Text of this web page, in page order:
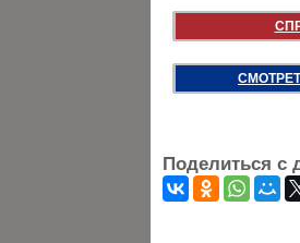
Поделиться с